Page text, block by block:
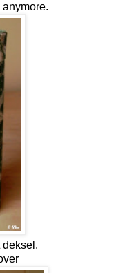
deksel.